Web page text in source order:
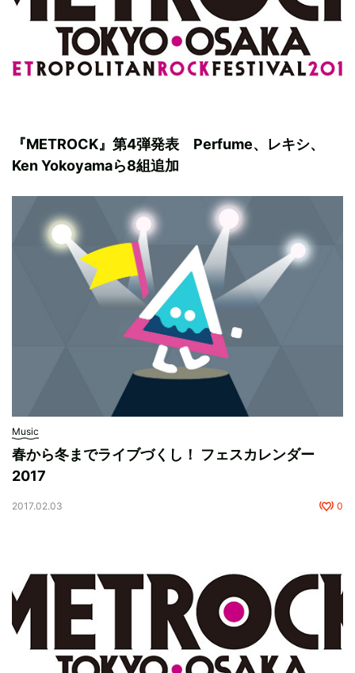
『METROCK』第4弾発表 Perfume、レキシ、
Ken Yokoyamaら8組追加
Music
春から冬までライブづくし！ フェスカレンダー
2017
2017.02.03 0